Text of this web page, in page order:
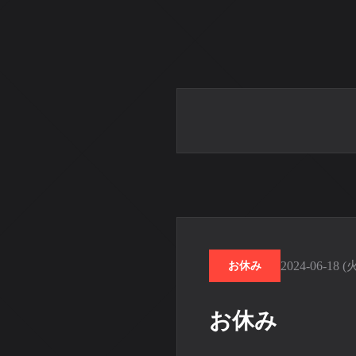
お休み 2024-06-18 (
お休み